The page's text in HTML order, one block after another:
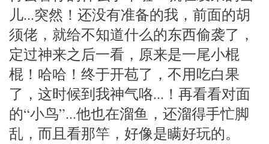
儿...突然！还没有准备的我，前面的胡
须佬，就给不知道什么的东西偷袭了，
定过神来之后一看，原来是一尾小棍
棍！哈哈！终于开苞了，不用吃白果
了，这时候到我神气咯...！再看看对面
的“小鸟”...他也在溜鱼，还溜得手忙脚
乱，而且看那竿，好像是瞒好玩的。